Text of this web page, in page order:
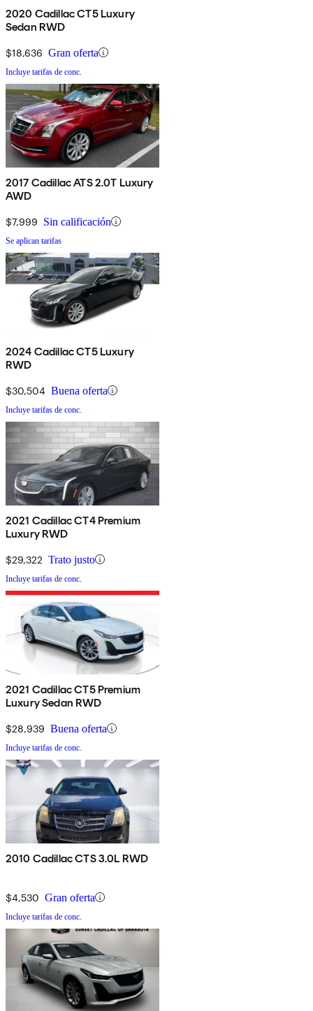
2020 Cadillac CT5 Luxury
Sedan RWD
$18,636 Gran oferta
Incluye tarifas de conc.
2017 Cadillac ATS 2.0T Luxury
AWD
$7,999 Sin calificación
Se aplican tarifas
2024 Cadillac CT5 Luxury
RWD
$30,504 Buena oferta
Incluye tarifas de conc.
2021 Cadillac CT4 Premium
Luxury RWD
$29,322 Trato justo
Incluye tarifas de conc.
2021 Cadillac CT5 Premium
Luxury Sedan RWD
$28,939 Buena oferta
Incluye tarifas de conc.
2010 Cadillac CTS 3.0L RWD
$4,530 Gran oferta
Incluye tarifas de conc.